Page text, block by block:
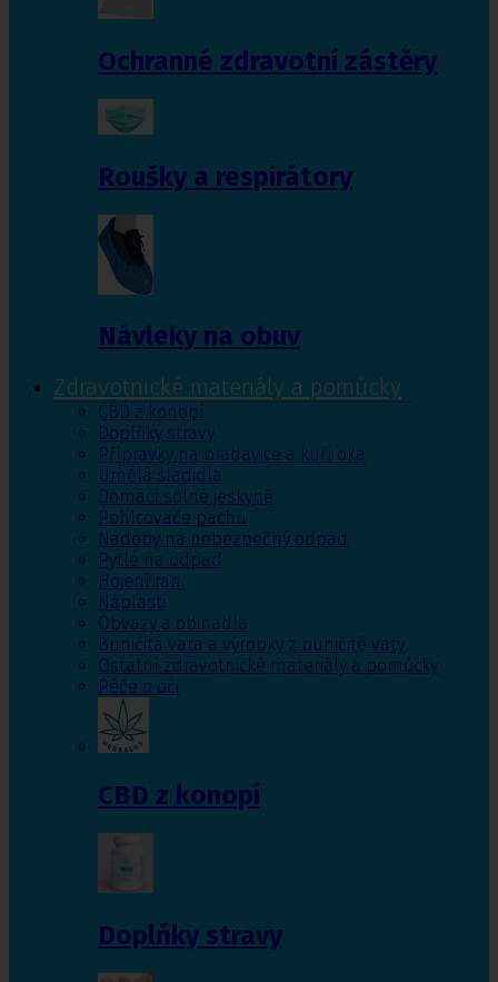
Ochranné zdravotní zástěry
Roušky a respirátory
Návleky na obuv
Zdravotnické materiály a pomůcky
CBD z konopí
Doplňky stravy
Přípravky na bradavice a kuří oka
Umělá sladidla
Domácí solné jeskyně
Pohlcovače pachu
Nádoby na nebezpečný odpad
Pytle na odpad
Hojení ran
Náplasti
Obvazy a obinadla
Buničitá vata a výrobky z buničité vaty
Ostatní zdravotnické materiály a pomůcky
Péče o oči
CBD z konopí
Doplňky stravy